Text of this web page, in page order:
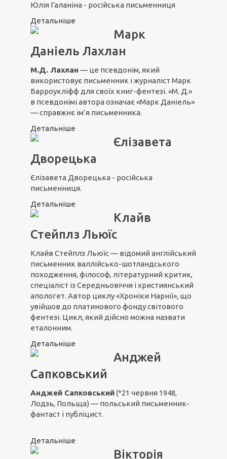
Юлія Галаніна - російська письменниця
Детальніше
Марк
Даніель Лахлан
М.Д. Лахлан — це псевдонім, який
використовує письменник і журналіст Марк
Барроукліфф для своїх книг-фентезі. «М. Д.»
в псевдонімі автора означає «Марк Даніель»
— справжнє ім’я письменника.
Детальніше
Єлізавета
Дворецька
Єлізавета Дворецька - російська
письменниця.
Детальніше
Клайв
Стейплз Льюїс
Клайв Стейплз Льюїс — відомий англійський
письменник валлійсько-шотландського
походження, філософ, літературний критик,
спеціаліст із Середньовіччя і християнський
апологет. Автор циклу «Хроніки Нарнії», що
увійшов до платинового фонду світового
фентезі. Цикл, який дійсно можна назвати
еталонним.
Детальніше
Анджей
Сапковський
Анджей Сапковський(*21 червня 1948,
Лодзь, Польща) — польський письменник-
фантаст і публіцист.
Детальніше
Вікторія